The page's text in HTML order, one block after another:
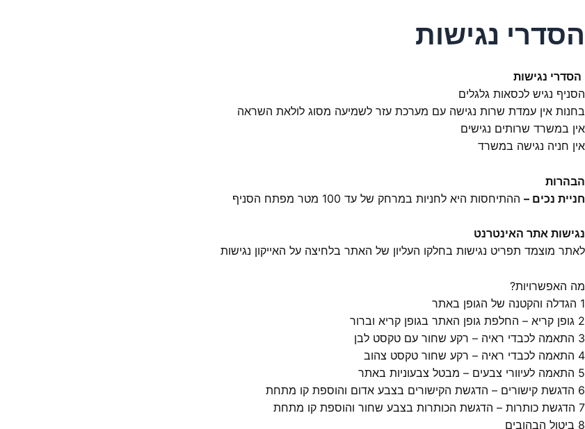
הסדרי נגישות
הסדרי נגישות
הסניף נגיש לכסאות גלגלים
בחנות אין עמדת שרות נגישה עם מערכת עזר לשמיעה מסוג לולאת השראה
אין במשרד שרותים נגישים
אין חניה נגישה במשרד
הבהרות
חניית נכים – ההתיחסות היא לחניות במרחק של עד 100 מטר מפתח הסניף
נגישות אתר האינטרנט
לאתר מוצמד תפריט נגישות בחלקו העליון של האתר בלחיצה על האייקון נגישות
מה האפשרויות?
1 הגדלה והקטנה של הגופן באתר
2 גופן קריא – החלפת גופן האתר בגופן קריא וברור
3 התאמה לכבדי ראיה – רקע שחור עם טקסט לבן
4 התאמה לכבדי ראיה – רקע שחור טקסט צהוב
5 התאמה לעיוורי צבעים – מבטל צבעוניות באתר
6 הדגשת קישורים – הדגשת הקישורים בצבע אדום והוספת קו מתחת
7 הדגשת כותרות – הדגשת הכותרות בצבע שחור והוספת קו מתחת
8 ביטול הבהובים